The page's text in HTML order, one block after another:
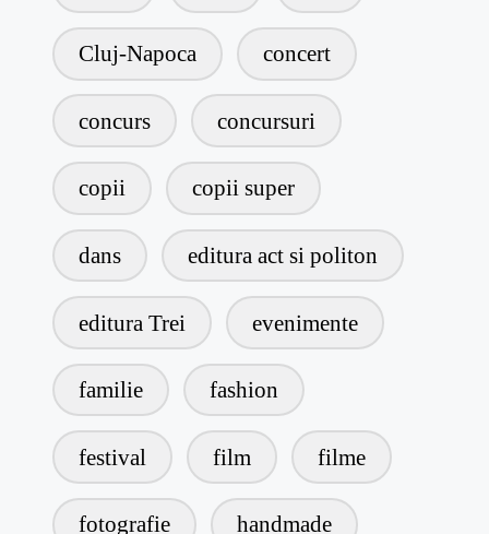
Cluj-Napoca concert
concurs concursuri
copii copii super
dans editura act si politon
editura Trei evenimente
familie fashion
festival film filme
fotografie handmade